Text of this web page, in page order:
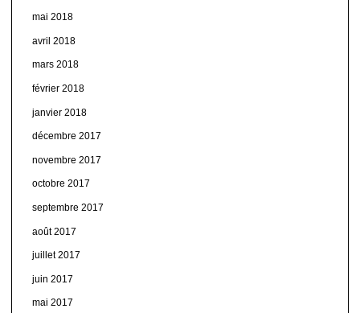
mai 2018
avril 2018
mars 2018
février 2018
janvier 2018
décembre 2017
novembre 2017
octobre 2017
septembre 2017
août 2017
juillet 2017
juin 2017
mai 2017